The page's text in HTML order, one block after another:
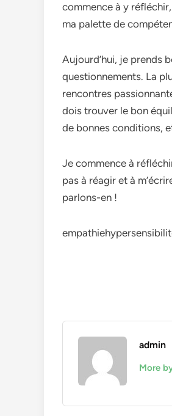
commence à y
ma palette de
Aujourd’hui, je prends
questionnements. La
rencontres
dois trouver le bon
de bonnes conditions,
Je commence à
pas à réagir et à
parlons-en !
admin
More